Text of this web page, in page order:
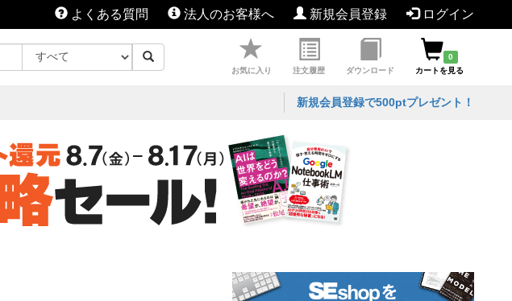
よくある質問 法人のお客様へ 新規会員登録 ログイン
お気に入り 注文履歴 ダウンロード
0
カートを見る
新規会員登録で500ptプレゼント！